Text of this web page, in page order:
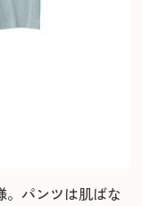
パンツは肌ばな